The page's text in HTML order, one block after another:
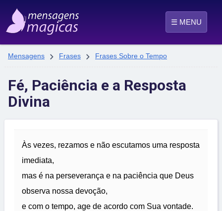
☰ MENU
Mensagens  Frases  Frases Sobre o Tempo
Fé, Paciência e a Resposta
Divina
Às vezes, rezamos e não escutamos uma resposta
imediata,
mas é na perseverança e na paciência que Deus
observa nossa devoção,
e com o tempo, age de acordo com Sua vontade.